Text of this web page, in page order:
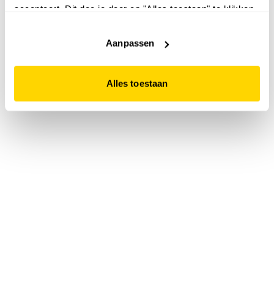
accepteert. Dit doe je door op "Alles toestaan" te klikken.
website niet optimaal functioneert.
Aanpassen
Alles toestaan